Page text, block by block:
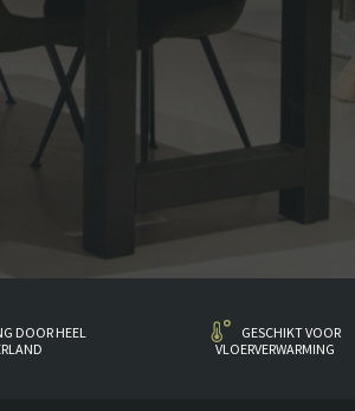
DOOR HEEL
GESCHIKT VOOR
VLOERVERWARMING